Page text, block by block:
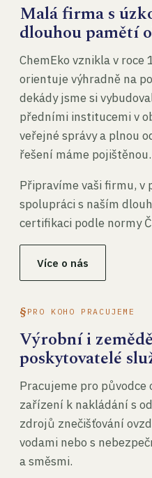
Malá firma s
dlouhou pamětí
ChemEko vznikla v roce
orientuje výhradně na
dekády jsme si
předními institucemi v
veřejné správy a plnou
řešení máme pojištěnou.
Připravíme vaši firmu, v
spolupráci s naším
certifikaci podle normy
Více o nás
PRO KOHO PRACUJEME
Výrobní i
poskytovatelé
Pracujeme pro původce
zařízení k nakládání s
zdrojů znečišťování
vodami nebo s
a směsmi.